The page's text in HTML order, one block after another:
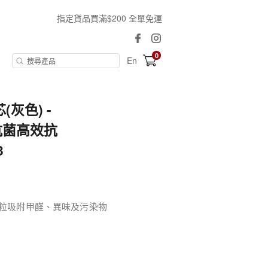
指定貨品買滿$200 全單免運
En 0
(灰色) -
高效抗
吸附甲醛、異味及污染物